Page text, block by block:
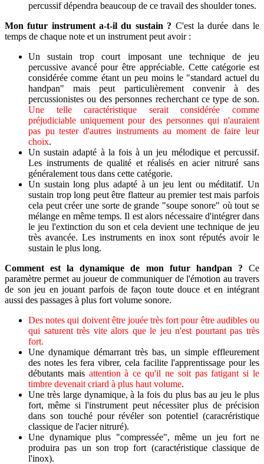
percussif dépendra beaucoup de ce travail des shoulder tones.
Mon futur instrument a-t-il du sustain ? C'est la durée dans le
temps de chaque note et un instrument peut avoir :
Un sustain trop court imposant une technique de jeu
percussive avancé pour être appréciable. Cette catégorie est
considérée comme étant un peu moins le "standard actuel du
handpan" mais peut particulièrement convenir à des
percussionistes ou des personnes recherchant ce type de son.
Une telle caractéristique serait considérée comme
préjudiciable uniquement pour des personnes qui n'auraient
pas pu tester d'autres instruments au moment de faire leur
choix.
Un sustain adapté à la fois à un jeu mélodique et percussif.
Les instruments de qualité et réalisés en acier nitruré sans
généralement tous dans cette catégorie.
Un sustain long plus adapté à un jeu lent ou méditatif. Un
sustain trop long peut être flatteur au premier test mais parfois
cela peut créer une sorte de grande "soupe sonore" où tout se
mélange en même temps. Il est alors nécessaire d'intégrer dans
le jeu l'extinction du son et cela devient une technique de jeu
très avancée. Les instruments en inox sont réputés avoir le
sustain le plus long.
Comment est la dynamique de mon futur handpan ? Ce
paramètre permet au joueur de communiquer de l'émotion au travers
de son jeu en jouant parfois de façon toute douce et en intégrant
aussi des passages à plus fort volume sonore.
Des notes qui doivent être jouée très fort pour être audibles ou
qui saturent très vite alors que le jeu n'est pourtant pas très
fort.
Une dynamique démarrant très bas, un simple effleurement
des notes les fera vibrer, cela facilite l'apprentissage pour les
débutants mais attention à ce qu'il ne soit pas fatigant si le
timbre devenait criard à plus haut volume.
Une très large dynamique, à la fois du plus bas au jeu le plus
fort, même si l'instrument peut nécessiter plus de précision
dans son touché pour révéler son potentiel (caracréristique
classique de l'acier nitruré).
Une dynamique plus "compressée", même un jeu fort ne
produira pas un son trop fort (caractéristique classique de
l'inox).